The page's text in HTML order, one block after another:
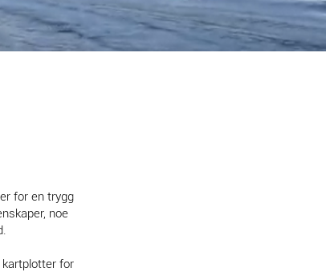
for en trygg
noe
kartplotter for